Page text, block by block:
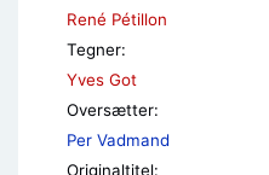
René Pétillon
Tegner:
Yves Got
Oversætter:
Per Vadmand
Originaltitel: